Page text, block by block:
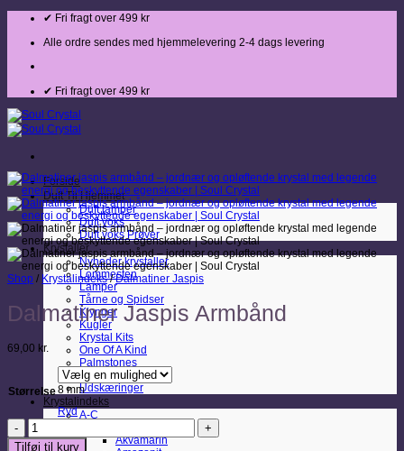
Fortsæt
indhold
✔ Fri fragt over 499 kr
Alle ordre sendes med hjemmelevering 2-4 dags levering
✔ Fri fragt over 499 kr
Forside
Duft Til Hjemmet
Duft lamper
Duft voks
Duft voks Prøver
Krystaller
Nyheder krystaller
Lommesten
Lamper
Tårne og Spidser
Klynger
Kugler
Krystal Kits
One Of A Kind
Palmstones
Rå Krystaller
Udskæringer
Krystalindeks
A-C
Akvamarin
Shop / Krystalindeks / Dalmatiner Jaspis
Dalmatiner Jaspis Armbånd
69,00 kr.
Størrelse8 mm
Ryd
Dalmatiner
Jaspis
Tilføj til kurv